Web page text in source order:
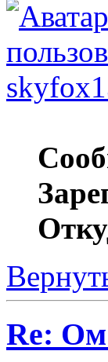
Re: Ом